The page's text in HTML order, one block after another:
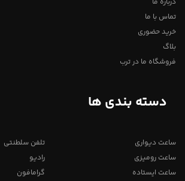
تماس با ما
خرید حضوری
بلاگ
فروشگاه ما در ترب
دسته بندی ها
ساعت دیواری
ساعت رومیزی
ساعت ایستاده
تلفن سلطنتی
رادیو
گرامافون